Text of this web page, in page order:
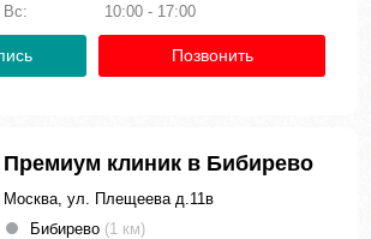
Вс:
10:00 - 17:00
Позвонить
Премиум клиник в Бибирево
Москва, ул. Плещеева д.11в
Бибирево (1 км)